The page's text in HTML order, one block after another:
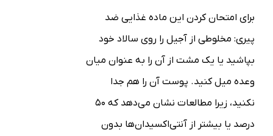
برای امتحان کردن این ماده غذایی ضد
پیری: مخلوطی از آجیل را روی سالاد خود
بپاشید یا یک مشت از آن را به عنوان میان
وعده میل کنید. پوست آن را هم جدا
نکنید، زیرا مطالعات نشان می‌دهد که ۵۰
درصد یا بیشتر از آنتی‌اکسیدان‌ها بدون